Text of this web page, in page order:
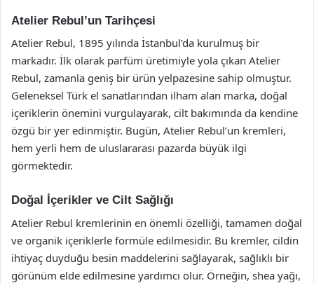
Atelier Rebul’un Tarihçesi
Atelier Rebul, 1895 yılında İstanbul’da kurulmuş bir
markadır. İlk olarak parfüm üretimiyle yola çıkan Atelier
Rebul, zamanla geniş bir ürün yelpazesine sahip olmuştur.
Geleneksel Türk el sanatlarından ilham alan marka, doğal
içeriklerin önemini vurgulayarak, cilt bakımında da kendine
özgü bir yer edinmiştir. Bugün, Atelier Rebul’un kremleri,
hem yerli hem de uluslararası pazarda büyük ilgi
görmektedir.
Doğal İçerikler ve Cilt Sağlığı
Atelier Rebul kremlerinin en önemli özelliği, tamamen doğal
ve organik içeriklerle formüle edilmesidir. Bu kremler, cildin
ihtiyaç duyduğu besin maddelerini sağlayarak, sağlıklı bir
görünüm elde edilmesine yardımcı olur. Örneğin, shea yağı,